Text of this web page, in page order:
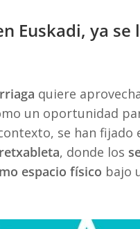
Euskadi, ya se
quiere
un oportunidad
se han
, donde los
espacio físico bajo